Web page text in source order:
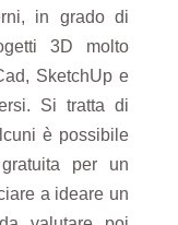
in grado di
3D molto
SketchUp e
Si tratta di
è possibile
per un
a ideare un